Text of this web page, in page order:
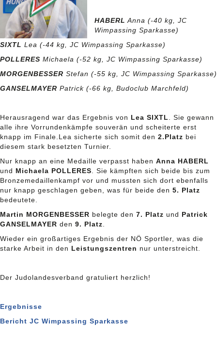
HABERL Anna (-40 kg, JC
Wimpassing Sparkasse)
SIXTL Lea (-44 kg, JC Wimpassing Sparkasse)
POLLERES Michaela (-52 kg, JC Wimpassing Sparkasse)
MORGENBESSER Stefan (-55 kg, JC Wimpassing Sparkasse)
GANSELMAYER Patrick (-66 kg, Budoclub Marchfeld)
Herausragend war das Ergebnis von Lea SIXTL
. Sie gewann
alle ihre Vorrundenkämpfe souverän und scheiterte erst
knapp im Finale.Lea sicherte sich somit den 2.Platz bei
diesem stark besetzten Turnier.
Nur knapp an eine Medaille verpasst haben Anna HABERL
und Michaela POLLERES . Sie kämpften sich beide bis zum
Bronzemedaillenkampf vor und mussten sich dort ebenfalls
nur knapp geschlagen geben, was für beide den 5. Platz
bedeutete.
Martin MORGENBESSER belegte den 7. Platz und Patrick
GANSELMAYER den 9. Platz
Wieder ein großartiges Ergebnis der NÖ Sportler, was die
starke Arbeit in den Leistungszentren nur unterstreicht.
Der Judolandesverband gratuliert herzlich!
Ergebnisse
Bericht JC Wimpassing Sparkasse